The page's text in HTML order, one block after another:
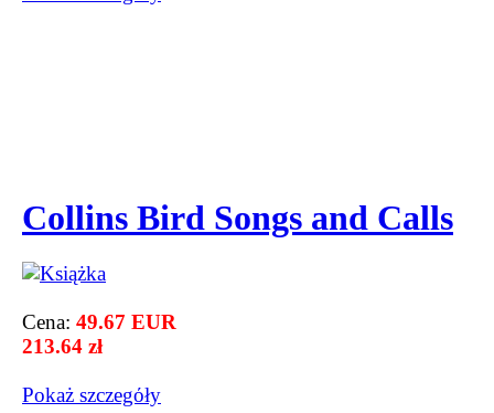
Collins Bird Songs and Calls
Cena: 49.67 EUR
213.64 zł
Pokaż szczegόły